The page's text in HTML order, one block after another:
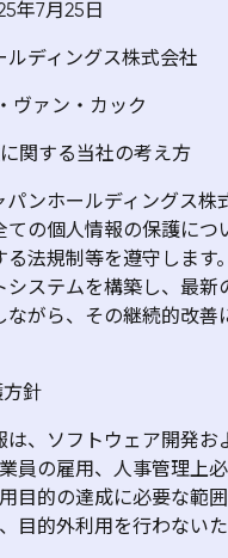
年7月25日
ルディングス株式会社
ヴァン・カック
する当社の考え方
パンホールディングス
ての個人情報の保護に
る法規制等を遵守しま
システムを構築し、最
ながら、その継続的改
針
、ソフトウェア開発お
員の雇用、人事管理上
目的の達成に必要な範
目的外利用を行わない